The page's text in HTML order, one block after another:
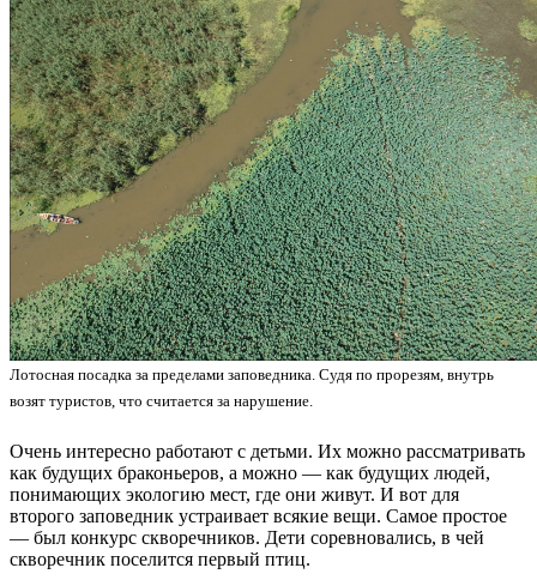
Лотосная посадка за пределами заповедника. Судя по прорезям, внутрь
возят туристов, что считается за нарушение.
Очень интересно работают с детьми. Их можно рассматривать
как будущих браконьеров, а можно — как будущих людей,
понимающих экологию мест, где они живут. И вот для
второго заповедник устраивает всякие вещи. Самое простое
— был конкурс скворечников. Дети соревновались, в чей
скворечник поселится первый птиц.